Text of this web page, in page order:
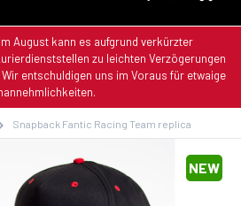
Im August kann es aufgrund verkürzter
zu leichten Verzögerungen
entschuldigen uns im Voraus für etwaige
Snapback Fantic Racing Team replica
NEW